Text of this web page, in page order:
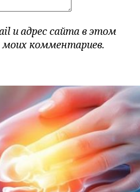
и адрес сайта в этом
моих комментариев.